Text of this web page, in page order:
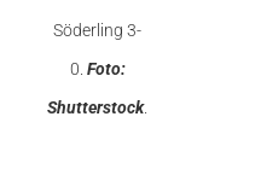
Söderling 3-
0. Foto:
Shutterstock.